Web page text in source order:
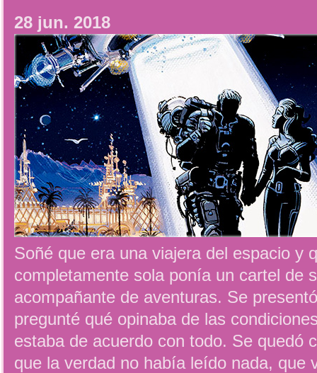
28 jun. 2018
Soñé que era una viajera del espacio y
completamente sola ponía un cartel de
acompañante de aventuras. Se
pregunté qué opinaba de las
estaba de acuerdo con todo. Se quedó
que la verdad no había leído nada, que